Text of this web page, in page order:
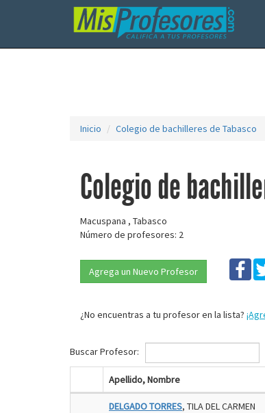
Inicio Colegio de bachilleres de Tabasco
Colegio de
Macuspana , Tabasco
Número de profesores: 2
Agrega un Nuevo Profesor
¿No encuentras a tu profesor en la lista?
Buscar Profesor:
Apellido, Nombre
DELGADO TORRES, TILA DEL CARMEN